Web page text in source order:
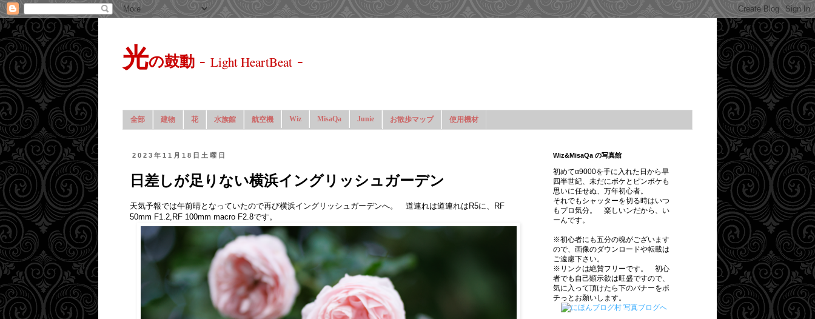
光の鼓動 - Light HeartBeat -
全部 建物 花 水族館 航空機 Wiz MisaQa Junie お散歩マップ 使用機材
2023年11月18日土曜日
日差しが足りない横浜イングリッシュガーデン
天気予報では午前晴となっていたので再び横浜イングリッシュガーデンへ。 道連れは道連れはR5に、RF
50mm F1.2,RF 100mm macro F2.8です。
Wiz&MisaQa の写真館
初めてα9000を手に入れた日から早
四半世紀、未だにボケとピンボケも
思いに任せぬ、万年初心者。
それでもシャッターを切る時はいつ
もプロ気分。 楽しいンだから、い
ーんです。
※初心者にも五分の魂がございます
ので、画像のダウンロードや転載は
ご遠慮下さい。
※ リンクは絶賛フリーです。 初心
者でも自己顕示欲は旺盛ですので、
気に入って頂けたら下のバナーをポ
チっとお願いします。